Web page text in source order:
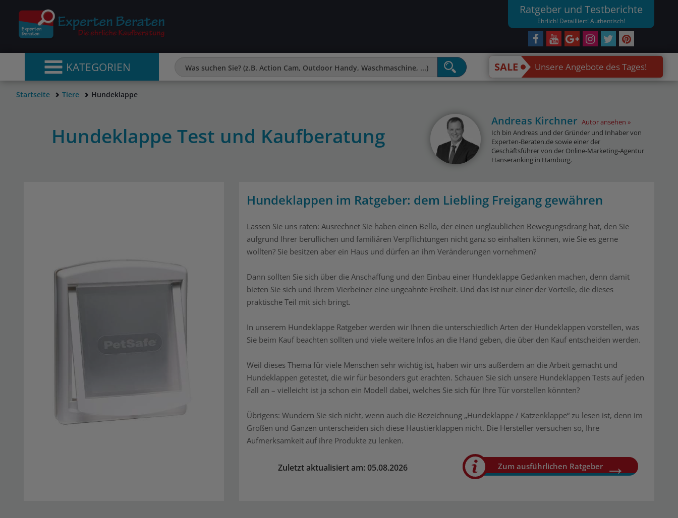
Ratgeber und Testberichte
Ehrlich! Detailliert! Authentisch!
KATEGORIEN SALE Unsere Angebote des Tages!
Startseite Tiere Hundeklappe
Hundeklappe Test und Kaufberatung
Andreas Kirchner Autor ansehen
Ich bin Andreas und der Gründer und Inhaber von
Experten-Beraten.de sowie einer der
Geschäftsführer von der Online-Marketing-Agentur
Hanseranking in Hamburg.
Hundeklappen im Ratgeber: dem Liebling Freigang gewähren
Lassen Sie uns raten: Ausrechnet Sie haben einen Bello, der einen unglaublichen Bewegungsdrang hat, den Sie
aufgrund Ihrer beruflichen und familiären Verpflichtungen nicht ganz so einhalten können, wie Sie es gerne
wollten? Sie besitzen aber ein Haus und dürfen an ihm Veränderungen vornehmen?
Dann sollten Sie sich über die Anschaffung und den Einbau einer Hundeklappe Gedanken machen, denn damit
bieten Sie sich und Ihrem Vierbeiner eine ungeahnte Freiheit. Und das ist nur einer der Vorteile, die dieses
praktische Teil mit sich bringt.
In unserem Hundeklappe Ratgeber werden wir Ihnen die unterschiedlich Arten der Hundeklappen vorstellen, was
Sie beim Kauf beachten sollten und viele weitere Infos an die Hand geben, die über den Kauf entscheiden werden.
Weil dieses Thema für viele Menschen sehr wichtig ist, haben wir uns außerdem an die Arbeit gemacht und
Hundeklappen getestet, die wir für besonders gut erachten. Schauen Sie sich unsere Hundeklappen Tests auf jeden
Fall an – vielleicht ist ja schon ein Modell dabei, welches Sie sich für Ihre Tür vorstellen könnten?
Übrigens: Wundern Sie sich nicht, wenn auch die Bezeichnung „Hundeklappe / Katzenklappe“ zu lesen ist, denn im
Großen und Ganzen unterscheiden sich diese Haustierklappen nicht. Die Hersteller versuchen so, Ihre
Aufmerksamkeit auf ihre Produkte zu lenken.
Zuletzt aktualisiert am: 05.08.2026 Zum ausführlichen Ratgeber